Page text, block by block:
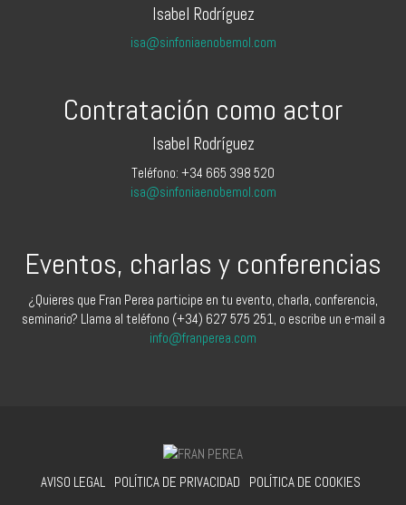
Isabel Rodríguez
isa@sinfoniaenobemol.com
Contratación como actor
Isabel Rodríguez
Teléfono: +34 665 398 520
isa@sinfoniaenobemol.com
Eventos, charlas y conferencias
¿Quieres que Fran Perea participe en tu evento, charla, conferencia,
seminario? Llama al teléfono (+34) 627 575 251, o escribe un e-mail a
info@franperea.com
AVISO LEGAL POLÍTICA DE PRIVACIDAD POLÍTICA DE COOKIES